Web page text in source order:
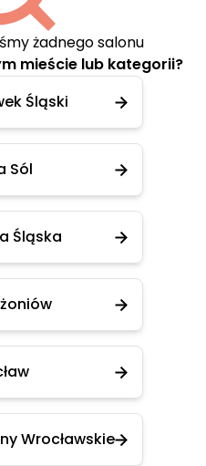
żadnego salonu
mieście lub kategorii?
Śląski
Sól
Śląska
Wrocławskie